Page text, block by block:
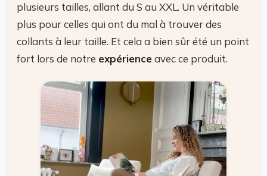
plusieurs tailles, allant du S au XXL. Un véritable
plus pour celles qui ont du mal à trouver des
collants à leur taille. Et cela a bien sûr été un point
fort lors de notre expérienceavec ce produit.